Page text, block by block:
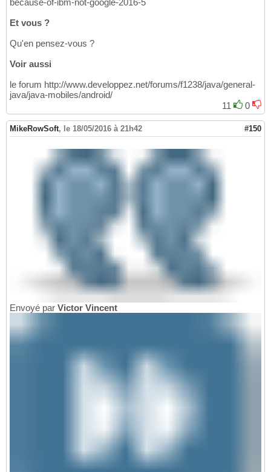
because-of-ibm-not-google-2016-5
Et vous ?
Qu'en pensez-vous ?
Voir aussi
le forum http://www.developpez.net/forums/f1238/java/general-
java/java-mobiles/android/
11
0
MikeRowSoft, le 18/05/2016 à 21h42 #150
Envoyé par Victor Vincent